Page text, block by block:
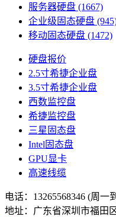
服务器硬盘 (1667)
企业级固态硬盘
移动固态硬盘 (1472)
硬盘报价
2.5寸希捷企业盘
3.5寸希捷企业盘
西数监控盘
希捷监控盘
三星固态盘
Intel固态盘
GPU显卡
高速线缆
电话：13265568346 (周一
地址：广东省深圳市福田